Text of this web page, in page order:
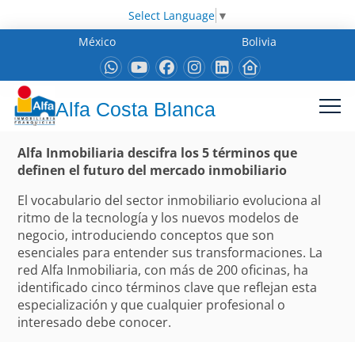
Select Language ▼
México
Bolivia
Alfa Costa Blanca
Alfa Inmobiliaria descifra los 5 términos que
definen el futuro del mercado inmobiliario
El vocabulario del sector inmobiliario evoluciona al
ritmo de la tecnología y los nuevos modelos de
negocio, introduciendo conceptos que son
esenciales para entender sus transformaciones. La
red Alfa Inmobiliaria, con más de 200 oficinas, ha
identificado cinco términos clave que reflejan esta
especialización y que cualquier profesional o
interesado debe conocer.